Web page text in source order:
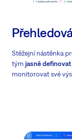
Stěžejní nástěnka
tým jasně
monitorovat své